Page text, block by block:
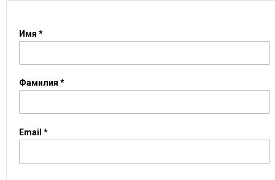
Имя *
Фамилия *
Email *